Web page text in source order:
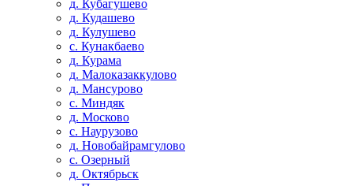
д. Кубагушево
д. Кудашево
д. Кулушево
с. Кунакбаево
д. Курама
д. Малоказаккулово
д. Мансурово
с. Миндяк
д. Москово
с. Наурузово
д. Новобайрамгулово
с. Озерный
д. Октябрьск